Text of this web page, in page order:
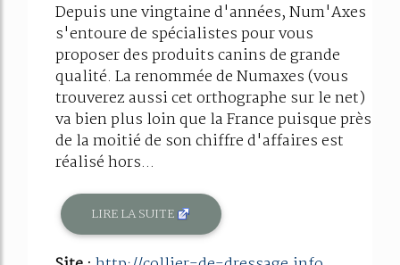
Depuis une vingtaine d'années, Num'Axes
s'entoure de spécialistes pour vous
proposer des produits canins de grande
qualité. La renommée de Numaxes (vous
trouverez aussi cet orthographe sur le net)
va bien plus loin que la France puisque près
de la moitié de son chiffre d'affaires est
réalisé hors...
LIRE LA SUITE